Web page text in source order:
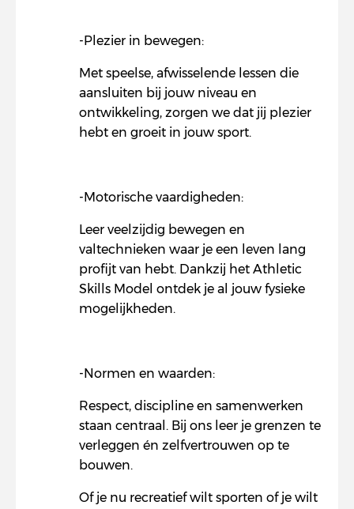
-Plezier in bewegen:
Met speelse, afwisselende lessen die
aansluiten bij jouw niveau en
ontwikkeling, zorgen we dat jij plezier
hebt en groeit in jouw sport.
-Motorische vaardigheden:
Leer veelzijdig bewegen en
valtechnieken waar je een leven lang
profijt van hebt. Dankzij het Athletic
Skills Model ontdek je al jouw fysieke
mogelijkheden.
-Normen en waarden:
Respect, discipline en samenwerken
staan centraal. Bij ons leer je grenzen te
verleggen én zelfvertrouwen op te
bouwen.
Of je nu recreatief wilt sporten of je wilt